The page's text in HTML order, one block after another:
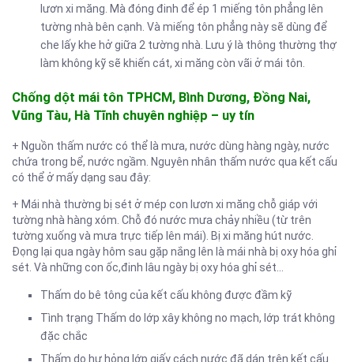
lươn xi măng. Mà đóng đinh để ép 1 miếng tôn phẳng lên
tường nhà bên cạnh. Và miếng tôn phẳng này sẽ dùng để
che lấy khe hở giữa 2 tường nhà. Lưu ý là thông thường thợ
làm không kỹ sẽ khiến cát, xi măng còn vãi ở mái tôn.
Chống dột mái tôn TPHCM, Bình Dương, Đồng Nai,
Vũng Tàu, Hà Tĩnh chuyên nghiệp – uy tín
+ Nguồn thấm nước có thể là mưa, nước dùng hàng ngày, nước
chứa trong bể, nước ngầm. Nguyên nhân thấm nước qua kết cấu
có thể ở mấy dạng sau đây:
+ Mái nhà thường bị sét ở mép con lươn xi măng chỗ giáp với
tường nhà hàng xóm. Chỗ đó nước mưa chảy nhiều (từ trên
tường xuống và mưa trực tiếp lên mái). Bị xi măng hút nước.
Đọng lại qua ngày hôm sau gặp nắng lên là mái nhà bị oxy hóa ghỉ
sét. Và những con ốc,đinh lâu ngày bị oxy hóa ghỉ sét…
Thấm do bê tông của kết cấu không được đầm kỹ
Tình trạng Thấm do lớp xây không no mạch, lớp trát không
đặc chắc
Thấm do hư hỏng lớp giấy cách nước đã dán trên kết cấu